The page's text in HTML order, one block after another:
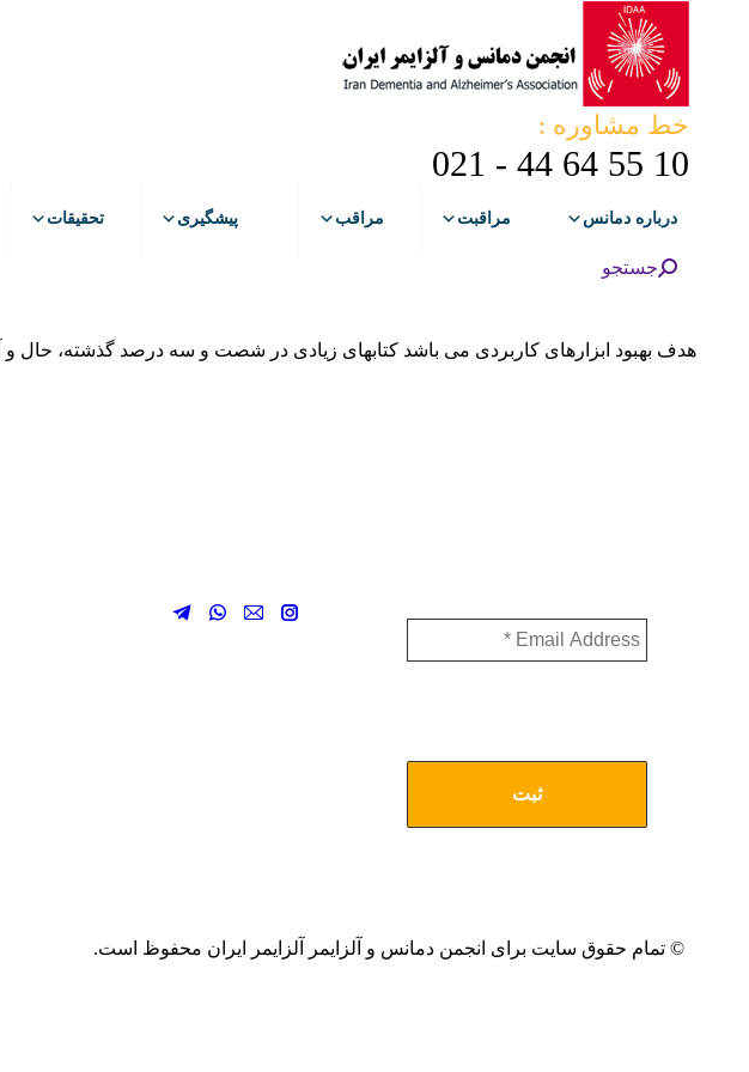
خط مشاوره :
10 55 64 44 - 021
درباره دمانس مراقبت پیشگیری مراقب تحقیقات
جستجو:
جستجو
هدف بهبود ابزارهای کاربردی می باشد کتابهای زیادی در شصت و سه درصد گذشته، حال
© تمام حقوق سایت برای انجمن دمانس و آلزایمر آلزایمر ایران محفوظ است.